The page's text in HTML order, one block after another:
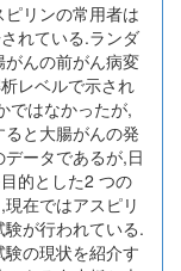
リンの常用者は
れている.ランダ
んの前がん病変
レベルで示され
ではなかったが,
と大腸がんの発
ータであるが,日
的とした2 つの
在ではアスピリ
が行われている.
の現状を紹介す